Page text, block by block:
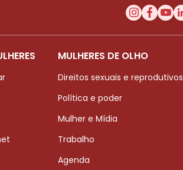
MULHERES DE OLHO
Direitos sexuais e reprodutivos
Política e poder
Mulher e Mídia
Trabalho
Agenda